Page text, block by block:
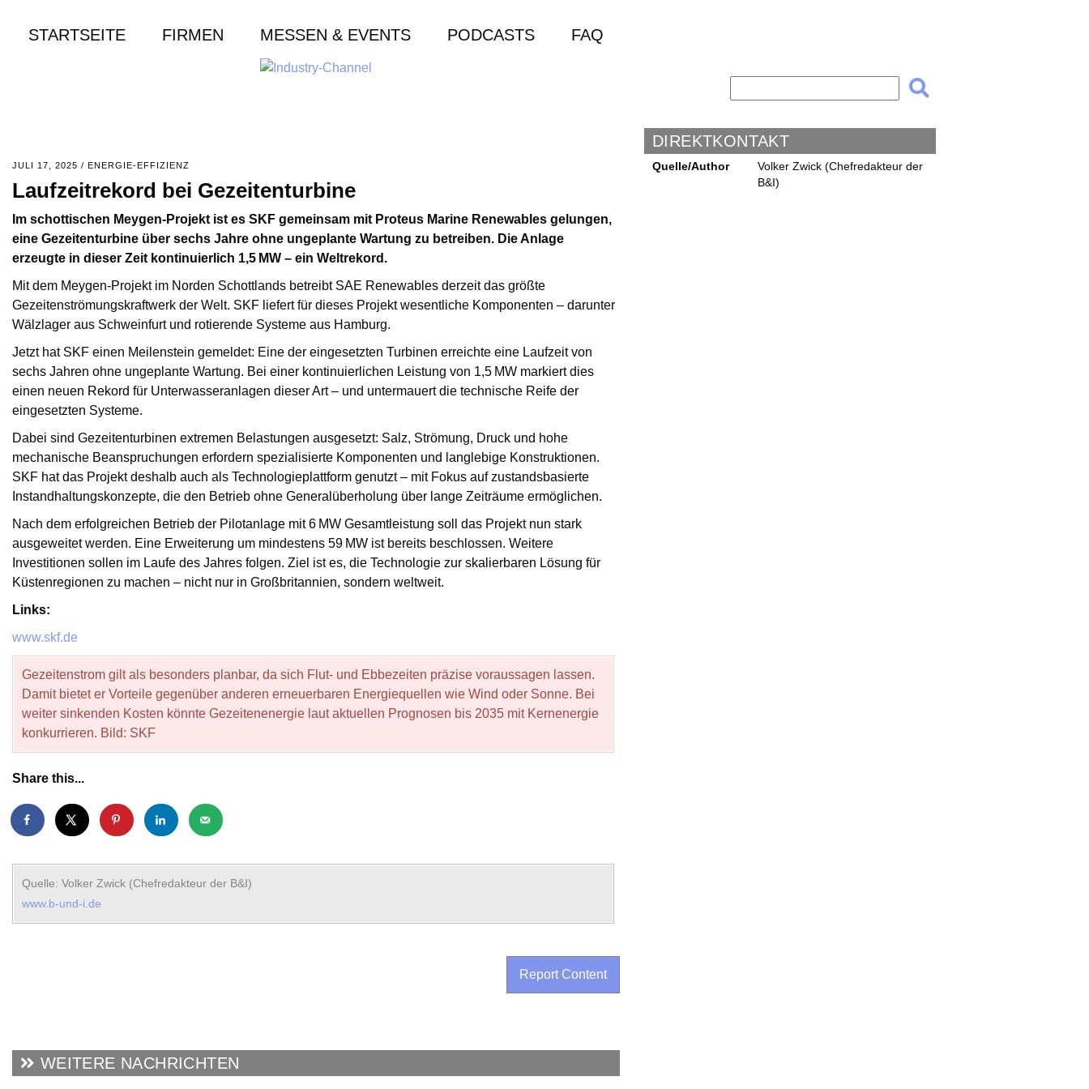
STARTSEITE FIRMEN MESSEN & EVENTS PODCASTS FAQ
JULI 17, 2025 / ENERGIE-EFFIZIENZ
Laufzeitrekord bei Gezeitenturbine
Im schottischen Meygen-Projekt ist es SKF gemeinsam mit Proteus Marine Renewables gelungen,
eine Gezeitenturbine über sechs Jahre ohne ungeplante Wartung zu betreiben. Die Anlage
erzeugte in dieser Zeit kontinuierlich 1,5 MW – ein Weltrekord.
Mit dem Meygen-Projekt im Norden Schottlands betreibt SAE Renewables derzeit das größte
Gezeitenströmungskraftwerk der Welt. SKF liefert für dieses Projekt wesentliche Komponenten – darunter
Wälzlager aus Schweinfurt und rotierende Systeme aus Hamburg.
Jetzt hat SKF einen Meilenstein gemeldet: Eine der eingesetzten Turbinen erreichte eine Laufzeit von
sechs Jahren ohne ungeplante Wartung. Bei einer kontinuierlichen Leistung von 1,5 MW markiert dies
einen neuen Rekord für Unterwasseranlagen dieser Art – und untermauert die technische Reife der
eingesetzten Systeme.
Dabei sind Gezeitenturbinen extremen Belastungen ausgesetzt: Salz, Strömung, Druck und hohe
mechanische Beanspruchungen erfordern spezialisierte Komponenten und langlebige Konstruktionen.
SKF hat das Projekt deshalb auch als Technologieplattform genutzt – mit Fokus auf zustandsbasierte
Instandhaltungskonzepte, die den Betrieb ohne Generalüberholung über lange Zeiträume ermöglichen.
Nach dem erfolgreichen Betrieb der Pilotanlage mit 6 MW Gesamtleistung soll das Projekt nun stark
ausgeweitet werden. Eine Erweiterung um mindestens 59 MW ist bereits beschlossen. Weitere
Investitionen sollen im Laufe des Jahres folgen. Ziel ist es, die Technologie zur skalierbaren Lösung für
Küstenregionen zu machen – nicht nur in Großbritannien, sondern weltweit.
Links:
www.skf.de
Gezeitenstrom gilt als besonders planbar, da sich Flut- und Ebbezeiten präzise voraussagen lassen.
Damit bietet er Vorteile gegenüber anderen erneuerbaren Energiequellen wie Wind oder Sonne. Bei
weiter sinkenden Kosten könnte Gezeitenenergie laut aktuellen Prognosen bis 2035 mit Kernenergie
konkurrieren. Bild: SKF
Share this...
Quelle: Volker Zwick (Chefredakteur der B&I)
www.b-und-i.de
Report Content
WEITERE NACHRICHTEN
DIREKTKONTAKT
Quelle/Author
Volker Zwick (Chefredakteur der
B&I)